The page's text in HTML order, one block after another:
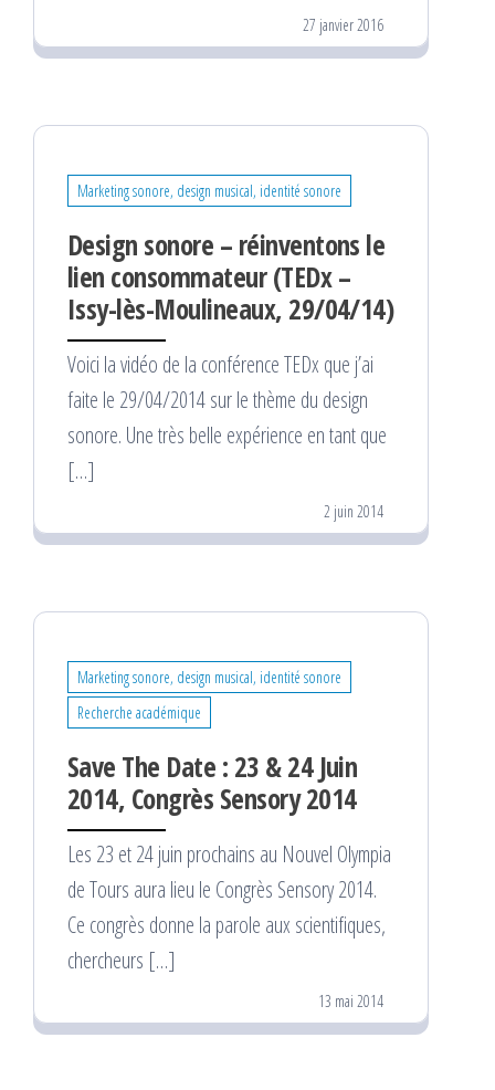
27 janvier 2016
Marketing sonore, design musical, identité sonore
Design sonore – réinventons le
lien consommateur (TEDx –
Issy-lès-Moulineaux, 29/04/14)
Voici la vidéo de la conférence TEDx que j’ai
faite le 29/04/2014 sur le thème du design
sonore. Une très belle expérience en tant que
[…]
2 juin 2014
Marketing sonore, design musical, identité sonore
Recherche académique
Save The Date : 23 & 24 Juin
2014, Congrès Sensory 2014
Les 23 et 24 juin prochains au Nouvel Olympia
de Tours aura lieu le Congrès Sensory 2014.
Ce congrès donne la parole aux scientifiques,
chercheurs […]
13 mai 2014